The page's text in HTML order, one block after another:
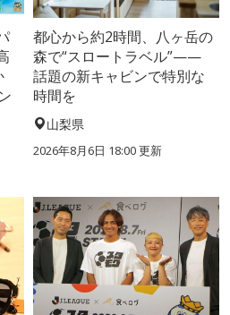
都心から約2時間、八ヶ岳の
森で“スロートラベル”——
話題の新キャビンで特別な
時間を
山梨県
2026年8月6日 18:00更新